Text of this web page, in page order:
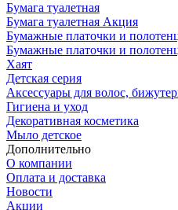
Бумага туалетная
Бумага туалетная Акция
Бумажные платочки и
Бумажные платочки и
Хаят
Детская серия
Аксессуары для волос,
Гигиена и уход
Декоративная косметика
Мыло детское
Дополнительно
О компании
Оплата и доставка
Новости
Акции